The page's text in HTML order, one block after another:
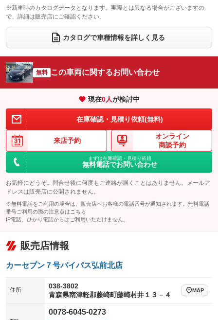
：装備なし ：装備なし
ウォークスルー
：装備なし
電動リアゲート フロントカメラ
：装備なし
：装備なし ：装備なし
サイドカメラ
：装備なし ルーフレール
：装備なし
：装備なし
：装備なし
※新車時のカタログデータとなります。実際とは異なる場合がございますの
で、詳細は販売店にご確認ください。
カタログで車種情報を詳しく見る
無料 この車両に関するお問い合わせ
現在0人が検討中
在庫確認・見積り依頼(無料)
来店予約
オンライン
商談予約
まずは在庫確認・見積り依頼
無料電話でお問い合わせ
お気軽にどうぞ。問合せ後に何度もご連絡が届くことはありません。メールア
ドレスは販売店に公開されません。
※無料電話をご利用の場合は、販売店へお客様の電話番号が通知されます。無料電話
番号ご利用の際の注意点は こちら
IP電話、ひかり電話からはご利用いただけません。
販売店情報
カーセブン７号バイパス弘前北店
住所
038-3802
青森県南津軽郡藤崎町藤崎村井１３－４
MAP
0078-6045-0273